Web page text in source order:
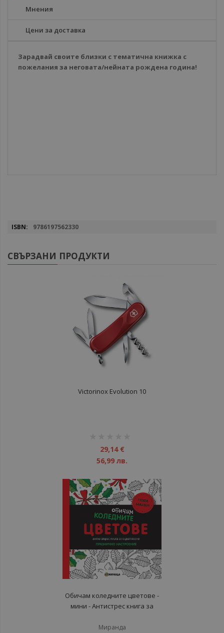
Мнения
Цени за доставка
Зарадвай своите близки с тематична книжка с
пожелания за неговата/нейната рождена година!
Повече
9786197562330
СВЪРЗАНИ ПРОДУКТИ
Victorinox Evolution 10
29,14 €
56,99 лв.
Обичам коледните цветове -
мини - Антистрес книга за
настроение
Миранда